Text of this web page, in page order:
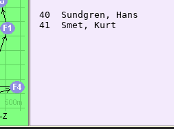
40  Sundgren, Hans
41  Smet, Kurt